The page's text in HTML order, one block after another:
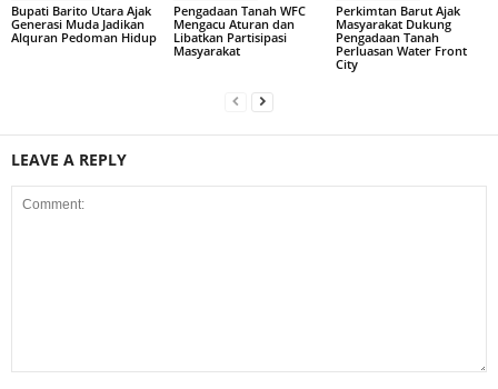
Bupati Barito Utara Ajak
Generasi Muda Jadikan
Alquran Pedoman Hidup
Pengadaan Tanah WFC
Mengacu Aturan dan
Libatkan Partisipasi
Masyarakat
Perkimtan Barut Ajak
Masyarakat Dukung
Pengadaan Tanah
Perluasan Water Front
City
LEAVE A REPLY